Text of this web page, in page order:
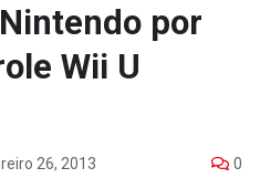
por
Wii U
26, 2013 0